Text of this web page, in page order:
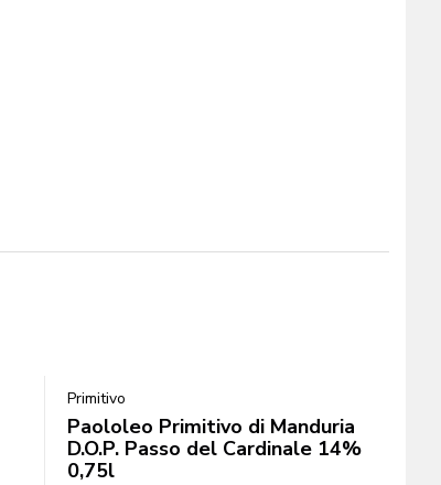
Primitivo
Paololeo Primitivo di Manduria
D.O.P. Passo del Cardinale 14%
0,75l